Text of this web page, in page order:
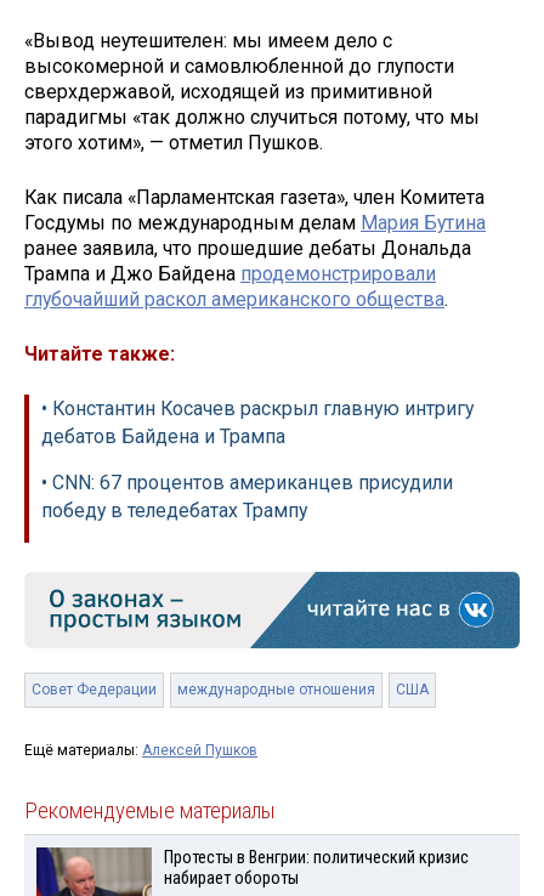
«Вывод неутешителен: мы имеем дело с
высокомерной и самовлюбленной до глупости
сверхдержавой, исходящей из примитивной
парадигмы «так должно случиться потому, что мы
этого хотим», — отметил Пушков.
Как писала «Парламентская газета», член Комитета
Госдумы по международным делам Мария Бутина
ранее заявила, что прошедшие дебаты Дональда
Трампа и Джо Байдена продемонстрировали
глубочайший раскол американского общества.
Читайте также:
• Константин Косачев раскрыл главную интригу
дебатов Байдена и Трампа
• CNN: 67 процентов американцев присудили
победу в теледебатах Трампу
Совет Федерации международные отношения США
Ещё материалы: Алексей Пушков
Рекомендуемые материалы
Протесты в Венгрии: политический кризис
набирает обороты